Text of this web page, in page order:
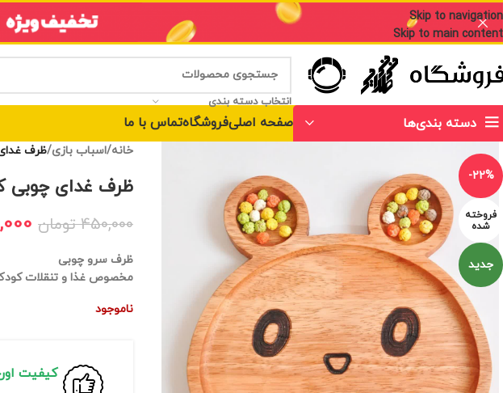
Skip to navigation
Skip to main content
انتخاب دسته بندی
دسته بندی‌ها صفحه اصلیفروشگاهتماس با ما
-22%
فروخته
شده
جدید
خانه/اسباب بازی/ظرف
ظرف غدای
450,000 تومان
ظرف سرو چوبی
مخصوص غذا و تنقلات
ناموجود
کیفیت